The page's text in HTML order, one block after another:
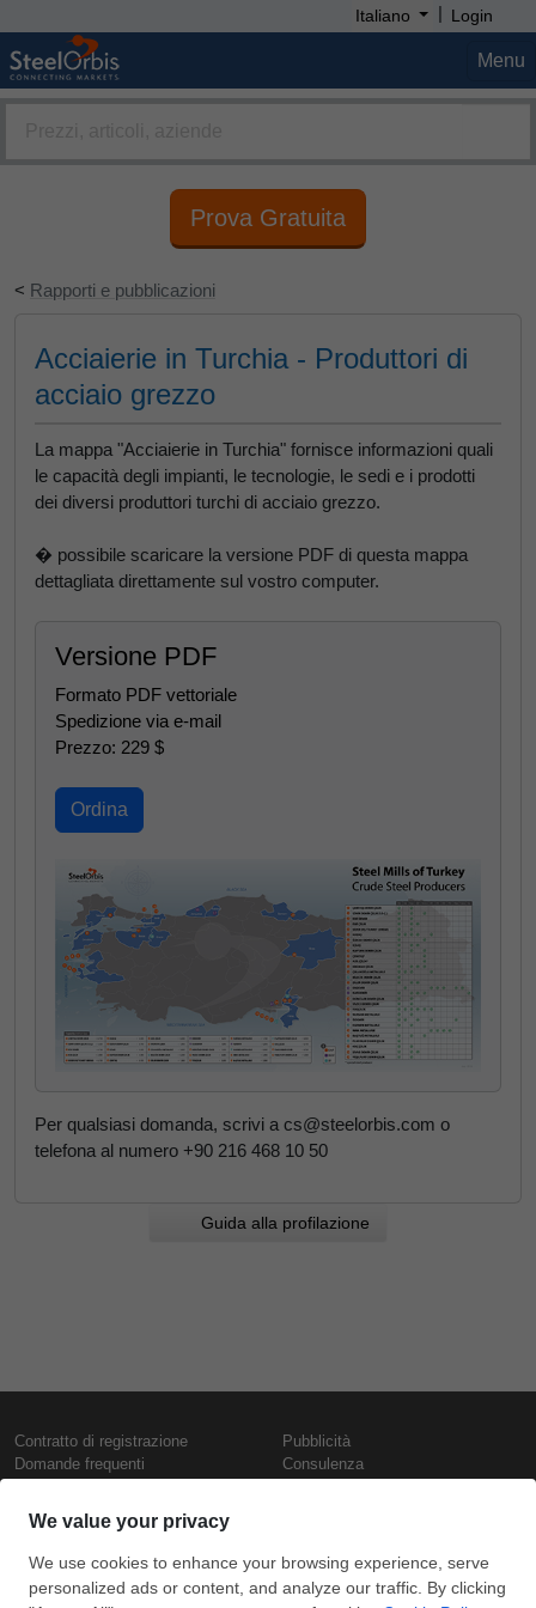
Italiano | Login
Menu
Prova Gratuita
< Rapporti e pubblicazioni
Acciaierie in Turchia - Produttori di
acciaio grezzo
La mappa "Acciaierie in Turchia" fornisce informazioni quali
le capacità degli impianti, le tecnologie, le sedi e i prodotti
dei diversi produttori turchi di acciaio grezzo.
� possibile scaricare la versione PDF di questa mappa
dettagliata direttamente sul vostro computer.
Versione PDF
Formato PDF vettoriale
Spedizione via e-mail
Prezzo: 229 $
Ordina
Per qualsiasi domanda, scrivi a cs@steelorbis.com o
telefona al numero +90 216 468 10 50
Guida alla profilazione
Contratto di registrazione
Domande frequenti
Presentazione
Contattaci
Termini di utilizzo
Politica di riservatezza
Pubblicità
Consulenza